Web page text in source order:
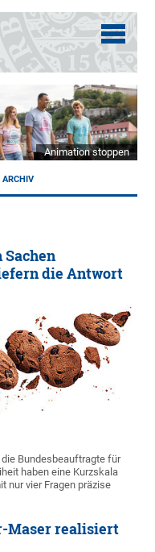
Animation stoppen
ARCHIV
die Antwort
Bundesbeauftragte für
haben eine Kurzskala
nur vier Fragen präzise
Maser realisiert